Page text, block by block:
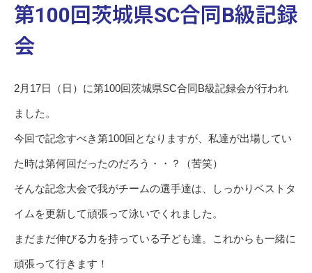
第100回茨城県SC合同B級記録
会
2月17日（日）に第100回茨城県SC合同B級記録会が行われ
ました。
今回で記念すべき第100回となりますが、私達が出場してい
た時は第何回だったのだろう・・？（苦笑）
そんな記念大会で我がチームの選手達は、しっかりベストタ
イムを更新して頑張って泳いでくれました。
まだまだ伸びる力を持っている子ども達。これからも一緒に
頑張って行きます！